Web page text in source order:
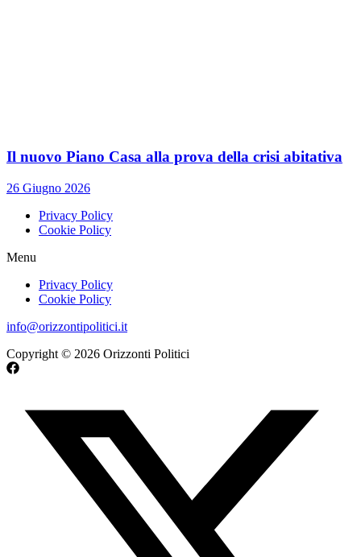
Il nuovo Piano Casa alla prova della crisi abitativa
26 Giugno 2026
Privacy Policy
Cookie Policy
Menu
Privacy Policy
Cookie Policy
info@orizzontipolitici.it
Copyright © 2026 Orizzonti Politici